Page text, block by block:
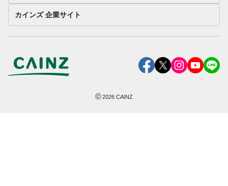
カインズ 企業サイト
©2026 CAINZ